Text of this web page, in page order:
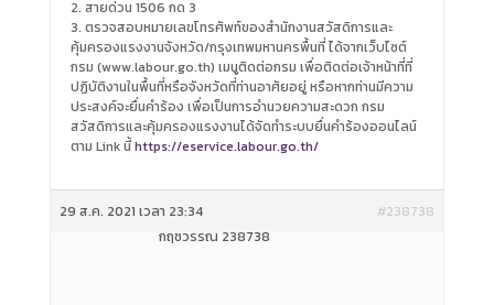
2. สายด่วน 1506 กด 3
3. ตรวจสอบหมายเลขโทรศัพท์ของสำนักงานสวัสดิการและ
คุ้มครองแรงงานจังหวัด/กรุงเทพมหานครพื้นที่ ได้จากเว็บไซต์
กรม (www.labour.go.th) เมนูติดต่อกรม เพื่อติดต่อเจ้าหน้าที่ที่
ปฏิบัติงานในพื้นที่หรือจังหวัดที่ท่านอาศัยอยู่ หรือหากท่านมีความ
ประสงค์จะยื่นคำร้อง เพื่อเป็นการอำนวยความสะดวก กรม
สวัสดิการและคุ้มครองแรงงานได้จัดทำระบบยื่นคำร้องออนไลน์
ตาม Link นี้https://eservice.labour.go.th/
29 ส.ค. 2021 เวลา 23:34
#238738
กฤชวรรณ 238738